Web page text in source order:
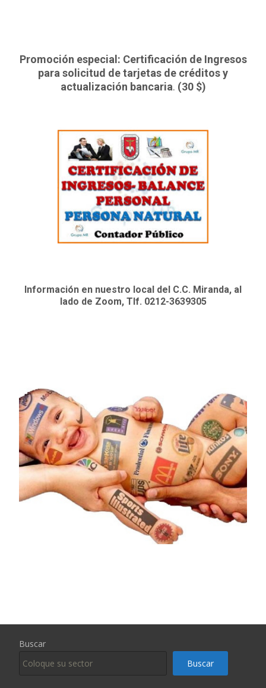
Promoción especial: Certificación de Ingresos
para solicitud de tarjetas de créditos y
actualización bancaria. (30 $)
Información en nuestro local del C.C. Miranda, al
lado de Zoom, Tlf. 0212-3639305
Buscar
Buscar